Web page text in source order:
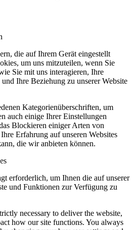
die auf Ihrem Gerät eingestellt
um uns mitzuteilen, wenn Sie
Sie mit uns interagieren, Ihre
Ihre Beziehung zu unserer Website
Kategorienüberschriften, um
auch einige Ihrer Einstellungen
Blockieren einiger Arten von
Erfahrung auf unseren Websites
die wir anbieten können.
erforderlich, um Ihnen die auf unserer
und Funktionen zur Verfügung zu
necessary to deliver the website,
how our site functions. You always